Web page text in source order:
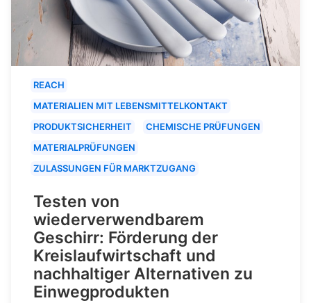
REACH
MATERIALIEN MIT LEBENSMITTELKONTAKT
PRODUKTSICHERHEIT
CHEMISCHE PRÜFUNGEN
MATERIALPRÜFUNGEN
ZULASSUNGEN FÜR MARKTZUGANG
Testen von
wiederverwendbarem
Geschirr: Förderung der
Kreislaufwirtschaft und
nachhaltiger Alternativen zu
Einwegprodukten